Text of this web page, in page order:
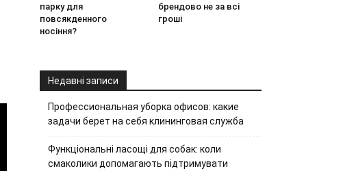
парку для
повсякденного
носіння?
брендово не за всі
гроші
Недавні записи
Профессиональная уборка офисов: какие
задачи берет на себя клининговая служба
Функціональні ласощі для собак: коли
смаколики допомагають підтримувати